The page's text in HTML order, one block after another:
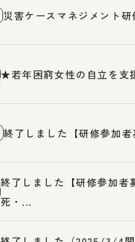
災害ケースマネジメント
★若年困窮女性の自立を支
終了しました【研修参加
終了しました【研修参加
死・...